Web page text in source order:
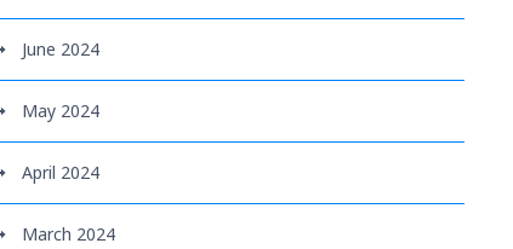
June 2024
May 2024
April 2024
March 2024